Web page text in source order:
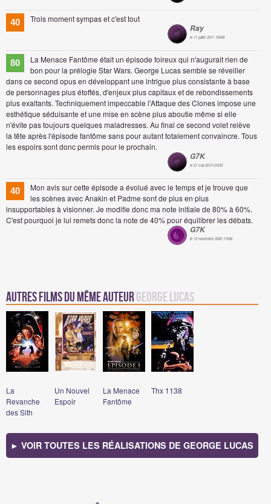
40
Trois moment sympas et c'est tout
Ray
le 11 juillet 2011 13h49
80
La Menace Fantôme était un épisode foireux qui n'augurait rien de
bon pour la prélogie Star Wars. George Lucas semble se réveiller
dans ce second opus en développant une intrigue plus consistante à base
de personnages plus étoffés, d'enjeux plus capitaux et de rebondissements
plus exaltants. Techniquement impeccable l'Attaque des Clones impose une
esthétique séduisante et une mise en scène plus aboutie même si elle
n'évite pas toujours quelques maladresses. Au final ce second volet relève
la tête après l'épisode fantôme sans pour autant totalement convaincre. Tous
les espoirs sont donc permis pour le prochain.
G7K
le 21 mai 2013 01h53
40
Mon avis sur cette épisode a évolué avec le temps et je trouve que
les scènes avec Anakin et Padme sont de plus en plus
insupportables à visionner. Je modifie donc ma note initiale de 80% à 60%.
C'est pourquoi je lui remets donc la note de 40% pour équilibrer les débats.
G7K
le 13 novembre 2020 11h06
Autres Films du même auteurGeorge Lucas
La
Revanche
des Sith
Un Nouvel
Espoir
La Menace
Fantôme
Thx 1138
► VOIR TOUTES LES RÉALISATIONS DE GEORGE LUCAS